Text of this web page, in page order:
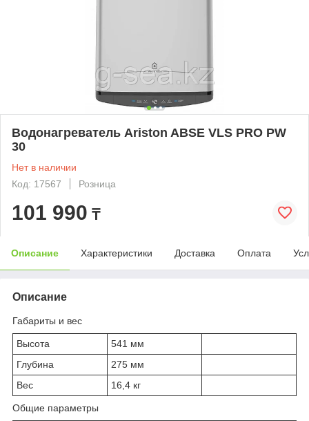
Водонагреватель Ariston ABSE VLS PRO PW
30
Нет в наличии
Код: 17567
Розница
101 990 ₸
Описание Характеристики Доставка Оплата
Описание
Габариты и вес
Высота
541 мм
Глубина
275 мм
Вес
16,4 кг
Общие параметры